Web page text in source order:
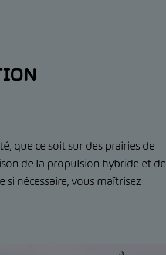
que ce soit sur des prairies de
de la propulsion hybride et de
nécessaire, vous maîtrisez